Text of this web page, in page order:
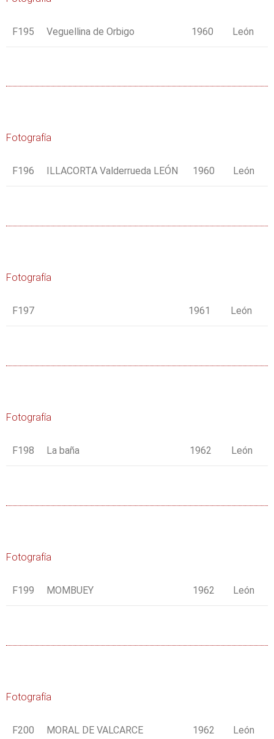
F195 Veguellina de Orbigo 1960 León
Fotografía
F196 ILLACORTA Valderrueda LEÓN 1960 León
Fotografía
F197 1961 León
Fotografía
F198 La baña 1962 León
Fotografía
F199 MOMBUEY 1962 León
Fotografía
F200
MORAL DE VALCARCE
1962 León